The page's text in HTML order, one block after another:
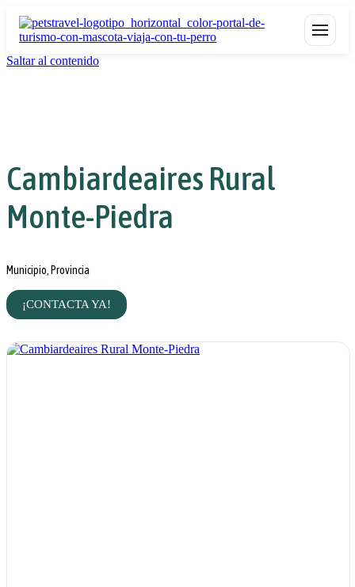
Saltar al contenido
Cambiardeaires Rural
Monte-Piedra
Municipio, Provincia
¡CONTACTA YA!